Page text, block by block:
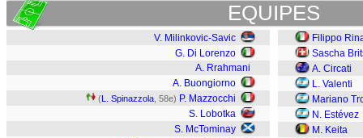
EQUIPES
V. Milinkovic-Savic
G. Di Lorenzo
A. Rrahmani
A. Buongiorno
(L. Spinazzola , 58e) P. Mazzocchi
S. Lobotka
S. McTominay
Filippo
Sascha
A. Circati
L. Valenti
Mariano
N. Estévez
M. Keita